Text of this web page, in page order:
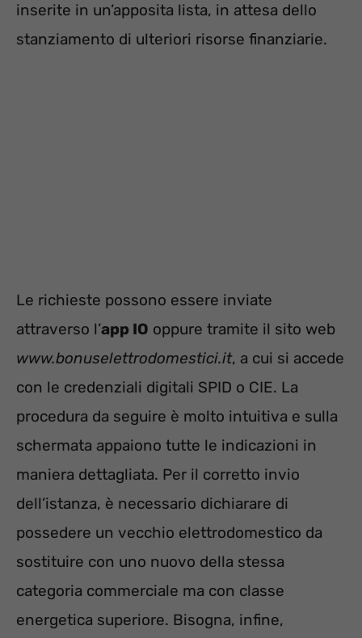
inserite in un’apposita lista, in attesa dello
stanziamento di ulteriori risorse finanziarie.
Le richieste possono essere inviate
attraverso l’app IO oppure tramite il sito web
www.bonuselettrodomestici.it, a cui si accede
con le credenziali digitali SPID o CIE. La
procedura da seguire è molto intuitiva e sulla
schermata appaiono tutte le indicazioni in
maniera dettagliata. Per il corretto invio
dell’istanza, è necessario dichiarare di
possedere un vecchio elettrodomestico da
sostituire con uno nuovo della stessa
categoria commerciale ma con classe
energetica superiore. Bisogna, infine,